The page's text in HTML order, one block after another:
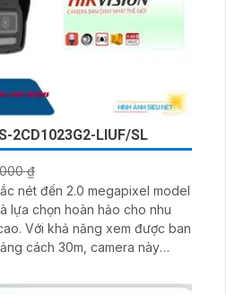
2CD1023G2-LIUF/SL
₫
nét đến 2.0 megapixel model
lựa chọn hoàn hảo cho nhu
ban
cách 30m, camera này
nghệ IP POE giúp giữ chất